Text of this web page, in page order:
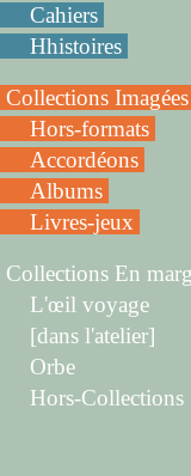
Cahiers
Hhistoires
Collections Imagées
Hors-formats
Accordéons
Albums
Livres-jeux
Collections En
L'œil voyage
[dans l'atelier]
Orbe
Hors-Collections